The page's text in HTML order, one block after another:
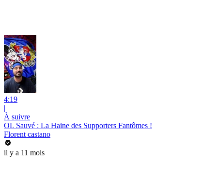
4:19
|
À suivre
OL Sauvé : La Haine des Supporters Fantômes !
Florent castano
il y a 11 mois